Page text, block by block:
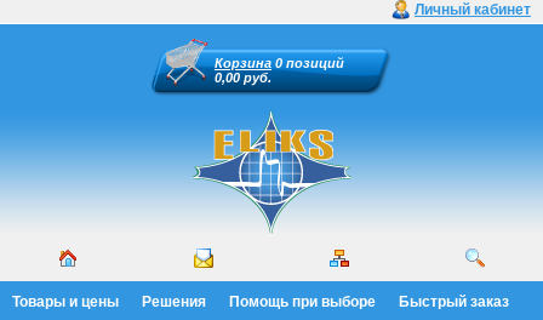
Личный кабинет
Корзина 0 позиций
0,00 руб.
Товары и цены Решения Помощь при выборе Быстрый заказ